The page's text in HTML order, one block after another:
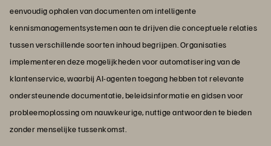
eenvoudig ophalen van documenten om intelligente
kennismanagementsystemen aan te drijven die conceptuele relaties
tussen verschillende soorten inhoud begrijpen. Organisaties
implementeren deze mogelijkheden voor automatisering van de
klantenservice, waarbij AI-agenten toegang hebben tot relevante
ondersteunende documentatie, beleidsinformatie en gidsen voor
probleemoplossing om nauwkeurige, nuttige antwoorden te bieden
zonder menselijke tussenkomst.